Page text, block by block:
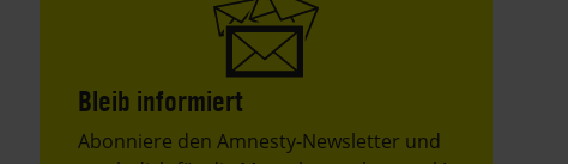
Bleib informiert
Header
Abonniere den Amnesty-Newsletter und